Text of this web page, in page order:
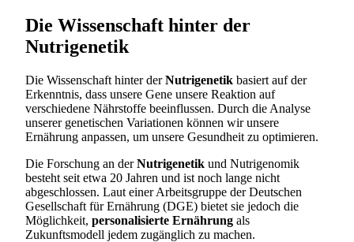
Die Wissenschaft hinter der
Nutrigenetik
Die Wissenschaft hinter derNutrigenetik basiert auf der
Erkenntnis, dass unsere Gene unsere Reaktion auf
verschiedene Nährstoffe beeinflussen. Durch die Analyse
unserer genetischen Variationen können wir unsere
Ernährung anpassen, um unsere Gesundheit zu optimieren.
Die Forschung an derNutrigenetik und Nutrigenomik
besteht seit etwa 20 Jahren und ist noch lange nicht
abgeschlossen. Laut einer Arbeitsgruppe der Deutschen
Gesellschaft für Ernährung (DGE) bietet sie jedoch die
Möglichkeit, personalisierte Ernährung als
Zukunftsmodell jedem zugänglich zu machen.